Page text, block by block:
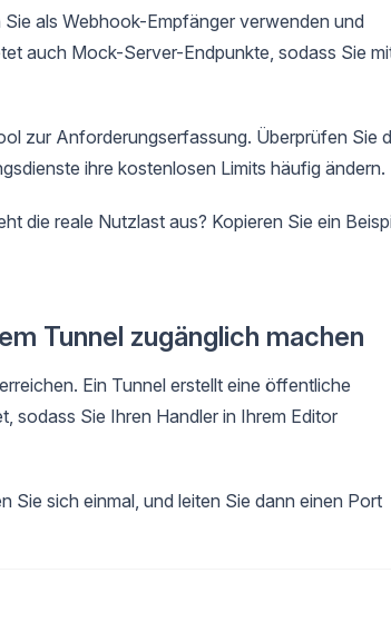
als Webhook-Empfänger verwenden und
auch Mock-Server-Endpunkte, sodass Sie
zur Anforderungserfassung. Überprüfen Sie
ihre kostenlosen Limits häufig ändern.
die reale Nutzlast aus? Kopieren Sie ein
Tunnel zugänglich machen
Ein Tunnel erstellt eine öffentliche
sodass Sie Ihren Handler in Ihrem Editor
Sie sich einmal, und leiten Sie dann einen Port